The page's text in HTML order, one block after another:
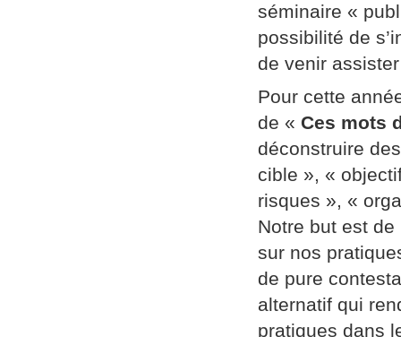
séminaire «
possibilité de
de venir
Pour cette
de « Ces mots
déconstruire
cible », «
risques », «
Notre but est de
sur nos
de pure
alternatif qui
pratiques dans